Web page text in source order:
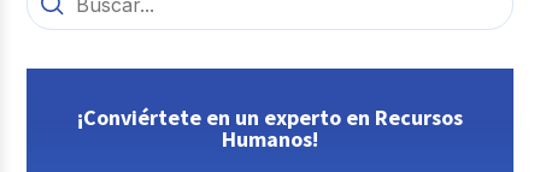
¡Conviértete en un experto en Recursos
Humanos!